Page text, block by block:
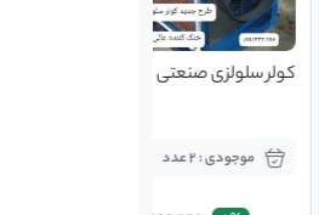
کولر سلولزی صنعتی
موجودی : 2 عدد